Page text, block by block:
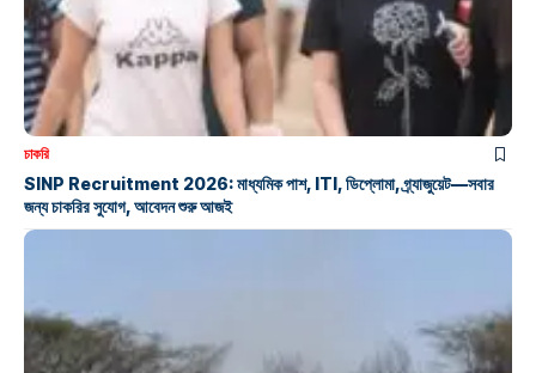
চাকরি
SINP Recruitment 2026: মাধ্যমিক পাশ, ITI, ডিপ্লোমা, গ্র্যাজুয়েট—সবার
জন্য চাকরির সুযোগ, আবেদন শুরু আজই